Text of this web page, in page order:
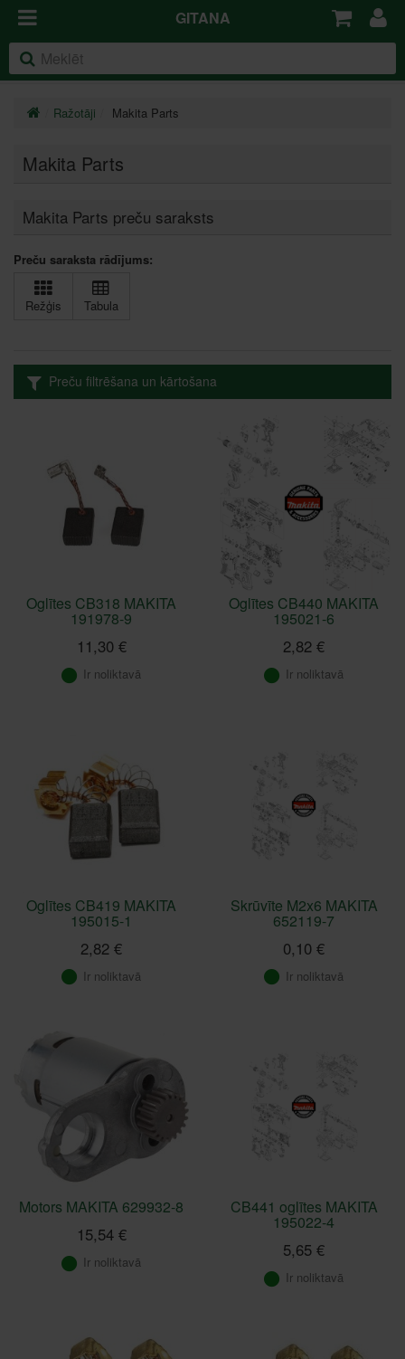
GITANA
Ražotāji Makita Parts
Makita Parts
Makita Parts preču saraksts
Preču saraksta rādījums:
Režģis Tabula
Preču filtrēšana un kārtošana
Oglītes CB318 MAKITA
191978-9
11,30 €
Ir noliktavā
Oglītes CB440 MAKITA
195021-6
2,82 €
Ir noliktavā
Oglītes CB419 MAKITA
195015-1
2,82 €
Ir noliktavā
Skrūvīte M2x6 MAKITA
652119-7
0,10 €
Ir noliktavā
Motors MAKITA 629932-8
15,54 €
Ir noliktavā
CB441 oglītes MAKITA
195022-4
5,65 €
Ir noliktavā